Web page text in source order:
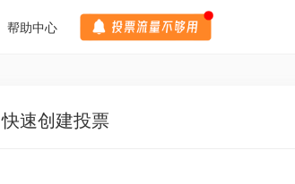
帮助中心
快速创建投票